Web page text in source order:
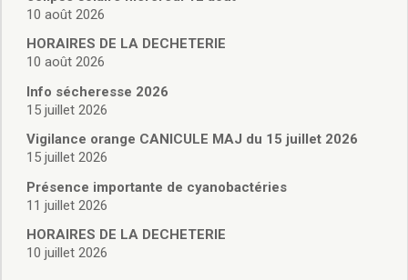
Cimetière/réglementation funéraire
Services en ligne
Licences boissons
Cadastre
Actes d’état civil
Budget de Fonctionnement
Budget d’Investissement
Conseils municipaux
Règlement du conseil municipal
10 août 2026
HORAIRES DE LA DECHETERIE
10 août 2026
Info sécheresse 2026
15 juillet 2026
Vigilance orange CANICULE MAJ du 15 juillet 2026
15 juillet 2026
Présence importante de cyanobactéries
11 juillet 2026
HORAIRES DE LA DECHETERIE
10 juillet 2026